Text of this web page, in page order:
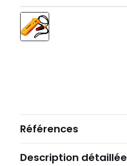
Références
Description détaillée